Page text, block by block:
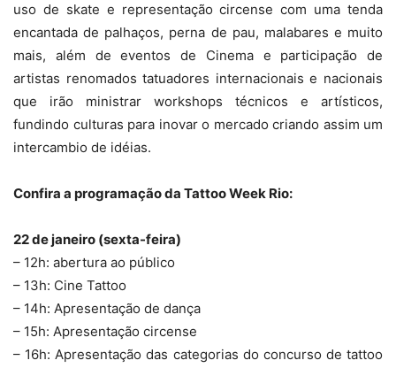
uso de skate e representação circense com uma tenda
encantada de palhaços, perna de pau, malabares e muito
mais, além de eventos de Cinema e participação de
artistas renomados tatuadores internacionais e nacionais
que irão ministrar workshops técnicos e artísticos,
fundindo culturas para inovar o mercado criando assim um
intercambio de idéias.
Confira a programação da Tattoo Week Rio:
22 de janeiro (sexta-feira)
– 12h: abertura ao público
– 13h: Cine Tattoo
– 14h: Apresentação de dança
– 15h: Apresentação circense
– 16h: Apresentação das categorias do concurso de tattoo